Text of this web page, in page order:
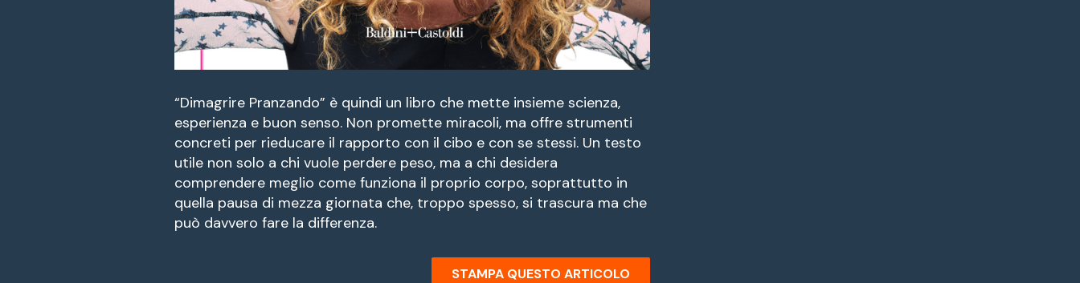
“Dimagrire Pranzando” è quindi un libro che mette insieme scienza,
esperienza e buon senso. Non promette miracoli, ma offre strumenti
concreti per rieducare il rapporto con il cibo e con se stessi. Un testo
utile non solo a chi vuole perdere peso, ma a chi desidera
comprendere meglio come funziona il proprio corpo, soprattutto in
quella pausa di mezza giornata che, troppo spesso, si trascura ma che
può davvero fare la differenza.
STAMPA QUESTO ARTICOLO